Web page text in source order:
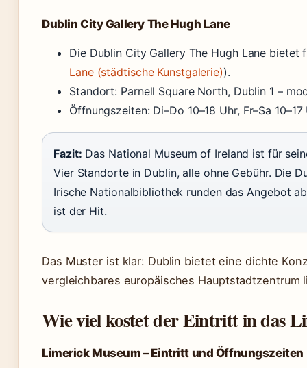
Dublin City Gallery The Hugh Lane
Die Dublin City Gallery The Hugh Lane bietet
Lane (städtische Kunstgalerie)).
Standort: Parnell Square North, Dublin 1 –
Öffnungszeiten: Di–Do 10–18 Uhr, Fr–Sa 10–17
Fazit: Das National Museum of Ireland ist für
Vier Standorte in Dublin, alle ohne Gebühr. Die
Irische Nationalbibliothek runden das Angebot
ist der Hit.
Das Muster ist klar: Dublin bietet eine dichte
vergleichbares europäisches
Wie viel kostet der Eintritt in das
Limerick Museum – Eintritt und Öffnungszeiten